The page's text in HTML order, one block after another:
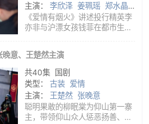
主演： 李欣泽 姜珮瑶 郑水晶
李乃文 王楚然 檀健次
《爱情有烟火》讲述投行精英李
亦非与沪漂女孩钱菲在都市生活
事。李亦非原本熟悉资本市场和
体面生活，一次投资失利让他跌
入低谷；钱菲刚经历失恋和失
业，还背着房贷压力，只能把空
房间出
晚意、王楚然主演
共40集 国剧
类型： 古装 爱情
主演： 王楚然 张晚意
聪明果敢的柳眠棠为仰山第一寨
主，带领仰山众人惩恶扬善、匡